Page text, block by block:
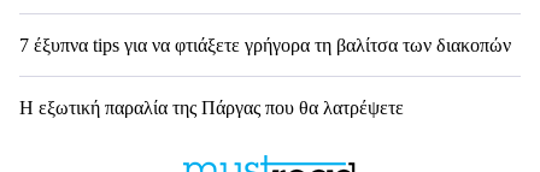
7 έξυπνα tips για να φτιάξετε γρήγορα τη βαλίτσα των διακοπών
Η εξωτική παραλία της Πάργας που θα λατρέψετε